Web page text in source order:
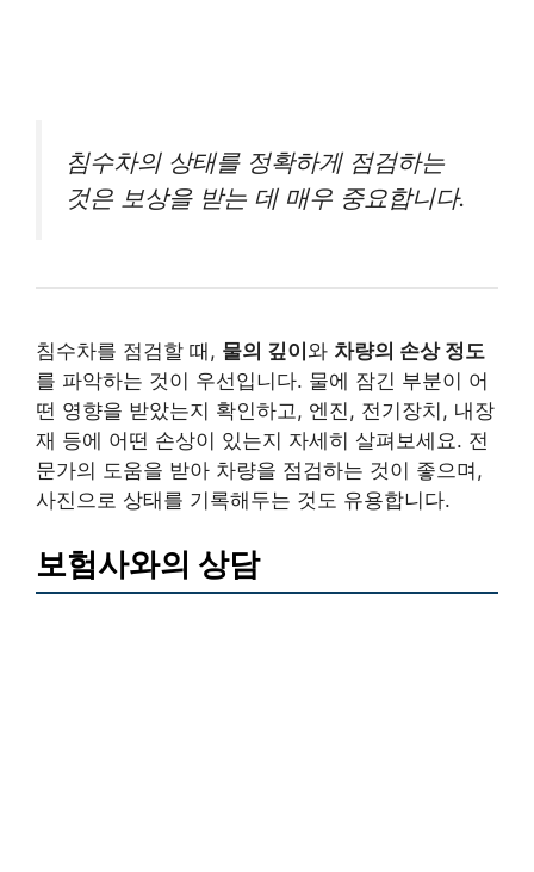
침수차의 상태를 정확하게 점검하는
것은 보상을 받는 데 매우 중요합니다.
침수차를 점검할 때, 물의 깊이 와 차량의 손상 정도
를 파악하는 것이 우선입니다. 물에 잠긴 부분이 어
떤 영향을 받았는지 확인하고, 엔진, 전기장치, 내장
재 등에 어떤 손상이 있는지 자세히 살펴보세요. 전
문가의 도움을 받아 차량을 점검하는 것이 좋으며,
사진으로 상태를 기록해두는 것도 유용합니다.
보험사와의 상담